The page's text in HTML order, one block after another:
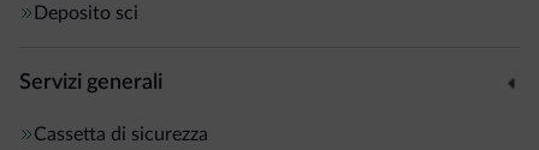
Deposito sci
Servizi generali
Cassetta di sicurezza